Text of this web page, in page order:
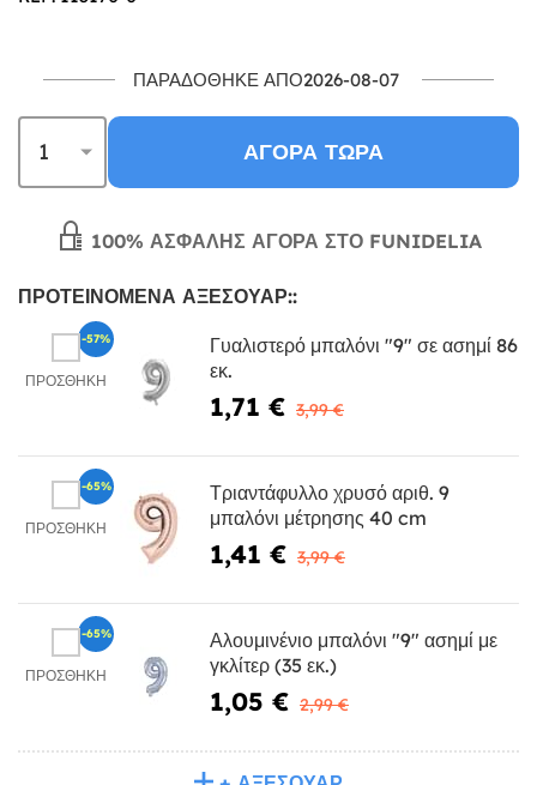
ΠΑΡΑΔΌΘΗΚΕ ΑΠΌ2026-08-07
ΑΓΟΡΆ ΤΏΡΑ
100% ΑΣΦΑΛΉΣ ΑΓΟΡΆ ΣΤΟ FUNIDELIA
ΠΡΟΤΕΙΝΌΜΕΝΑ ΑΞΕΣΟΥΆΡ::
ΠΡΟΣΘΉΚΗ
Γυαλιστερό μπαλόνι "9" σε ασημί 86
εκ.
1,71 € 3,99 €
-57%
ΠΡΟΣΘΉΚΗ
Τριαντάφυλλο χρυσό αριθ. 9
μπαλόνι μέτρησης 40 cm
1,41 € 3,99 €
-65%
ΠΡΟΣΘΉΚΗ
Αλουμινένιο μπαλόνι "9" ασημί με
γκλίτερ (35 εκ.)
1,05 € 2,99 €
-65%